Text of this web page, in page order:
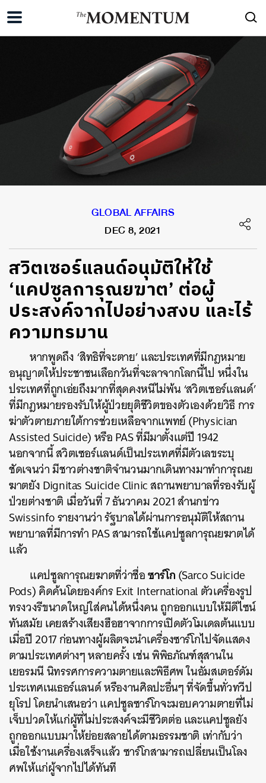
GLOBAL AFFAIRS
DEC 8, 2021
สวิตเซอร์แลนด์อนุมัติให้ใช้
‘แคปซูลการุณยฆาต’ ต่อผู้
ประสงค์จากไปอย่างสงบ และไร้
ความทรมาน
หากพูดถึง ‘สิทธิที่จะตาย’ และประเทศที่มีกฎหมาย
อนุญาตให้ประชาชนเลือกวันที่จะลาจากโลกนี้ไป หนึ่งใน
ประเทศที่ถูกเอ่ยถึงมากที่สุดคงหนีไม่พ้น ‘สวิตเซอร์แลนด์’
ที่มีกฎหมายรองรับให้ผู้ป่วยยุติชีวิตของตัวเองด้วยวิธี การ
ฆ่าตัวตายภายใต้การช่วยเหลือจากแพทย์ (Physician
Assisted Suicide) หรือ PAS ที่มีมาตั้งแต่ปี 1942
นอกจากนี้ สวิตเซอร์แลนด์เป็นประเทศที่มีตัวเลขระบุ
ชัดเจนว่า มีชาวต่างชาติจำนวนมากเดินทางมาทำการุณย
ฆาตยัง Dignitas Suicide Clinic สถานพยาบาลที่รองรับผู้
ป่วยต่างชาติ เมื่อวันที่ 7 ธันวาคม 2021 สำนกข่าว
Swissinfo รายงานว่า รัฐบาลได้ผ่านการอนุมัติให้สถาน
พยาบาลที่มีการทำ PAS สามารถใช้แคปซูลการุณยฆาตได้
แล้ว
แคปซูลการุณยฆาตที่ว่าชื่อซาร์โก(Sarco Suicide
Pods) คิดค้นโดยองค์กร Exit International ตัวเครื่องรูป
ทรงวงรีขนาดใหญ่ใส่คนได้หนึ่งคน ถูกออกแบบให้มีดีไซน์
ทันสมัย เคยสร้างเสียงฮือฮาจากการเปิดตัวโมเดลต้นแบบ
เมื่อปี 2017 ก่อนทางผู้ผลิตจะนำเครื่องซาร์โกไปจัดแสดง
ตามประเทศต่างๆ หลายครั้ง เช่น พิพิธภัณฑ์สุสานใน
เยอรมนี นิทรรศการความตายและพิธีศพ ในอัมสเตอร์ดัม
ประเทศเนเธอร์แลนด์ หรืองานศิลปะอื่นๆ ที่จัดขึ้นทั่วทวีป
ยุโรป โดยนำเสนอว่า แคปซูลซาร์โกจะมอบความตายที่ไม่
เจ็บปวดให้แก่ผู้ที่ไม่ประสงค์จะมีชีวิตต่อ และแคปซูลยัง
ถูกออกแบบมาให้ย่อยสลายได้ตามธรรมชาติ เท่ากับว่า
เมื่อใช้งานเครื่องเสร็จแล้ว ซาร์โกสามารถเปลี่ยนเป็นโลง
ศพให้แก่ผู้จากไปได้ทันที